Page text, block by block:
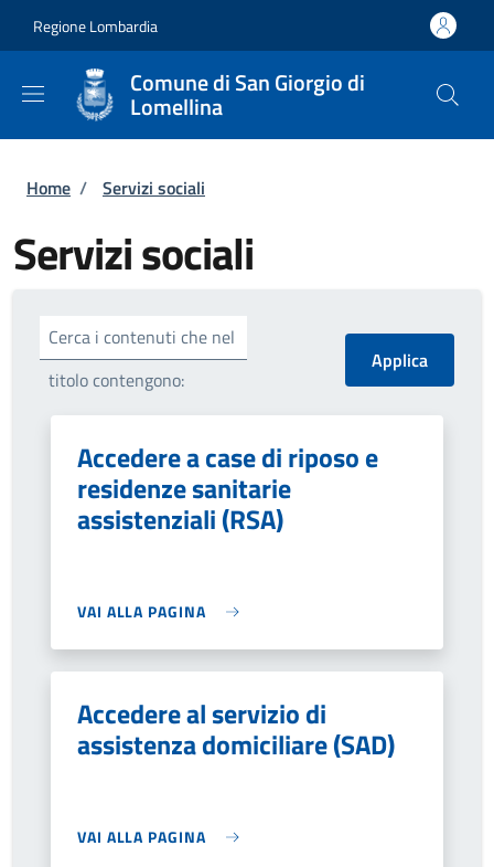
Regione Lombardia
Comune di San Giorgio di
Lomellina
Briciole di pane
Home / Servizi sociali
Servizi sociali
Cerca i contenuti che nel
titolo contengono:
Accedere a case di riposo e
residenze sanitarie
assistenziali (RSA)
VAI ALLA PAGINA
Accedere al servizio di
assistenza domiciliare (SAD)
VAI ALLA PAGINA